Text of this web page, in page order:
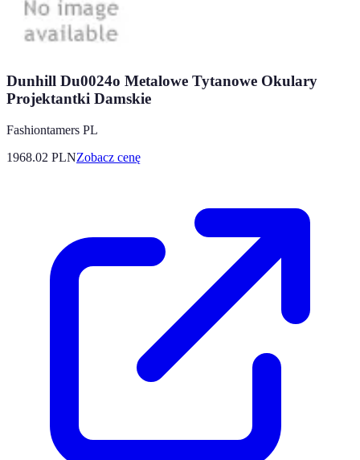
Dunhill Du0024o Metalowe Tytanowe Okulary
Projektantki Damskie
Fashiontamers PL
1968.02 PLNZobacz cenę